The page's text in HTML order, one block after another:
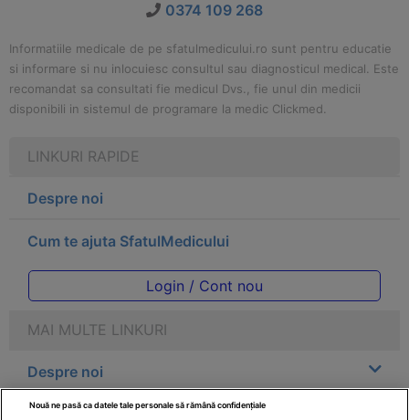
0374 109 268
Informatiile medicale de pe sfatulmedicului.ro sunt pentru educatie
si informare si nu inlocuiesc consultul sau diagnosticul medical. Este
recomandat sa consultati fie medicul Dvs., fie unul din medicii
disponibili in sistemul de programare la medic Clickmed.
LINKURI RAPIDE
Despre noi
Cum te ajuta SfatulMedicului
Login / Cont nou
MAI MULTE LINKURI
Despre noi
Legal
Nouă ne pasă ca datele tale personale să rămână confidențiale